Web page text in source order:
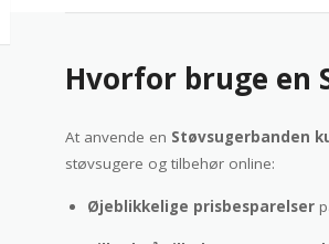
Hvorfor bruge en
At anvende en Støvsugerbanden
støvsugere og tilbehør online:
Øjeblikkelige prisbesparelser